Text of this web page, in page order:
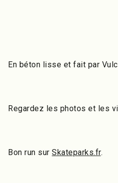
En béton lisse et fait par
Regardez les photos et les
Bon run sur Skateparks.fr.